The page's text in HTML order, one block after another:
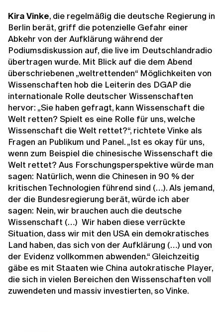
Kira Vinke, die regelmäßig die deutsche Regierung in
Berlin berät, griff die potenzielle Gefahr einer
Abkehr von der Aufklärung während der
Podiumsdiskussion auf, die live im Deutschlandradio
übertragen wurde. Mit Blick auf die dem Abend
überschriebenen „weltrettenden“ Möglichkeiten von
Wissenschaften hob die Leiterin des DGAP die
internationale Rolle deutscher Wissenschaften
hervor: „Sie haben gefragt, kann Wissenschaft die
Welt retten? Spielt es eine Rolle für uns, welche
Wissenschaft die Welt rettet?“, richtete Vinke als
Fragen an Publikum und Panel. „Ist es okay für uns,
wenn zum Beispiel die chinesische Wissenschaft die
Welt rettet? Aus Forschungsperspektive würde man
sagen: Natürlich, wenn die Chinesen in 90 % der
kritischen Technologien führend sind (…). Als jemand,
der die Bundesregierung berät, würde ich aber
sagen: Nein, wir brauchen auch die deutsche
Wissenschaft (…) Wir haben diese verrückte
Situation, dass wir mit den USA ein demokratisches
Land haben, das sich von der Aufklärung (…) und von
der Evidenz vollkommen abwenden.“ Gleichzeitig
gäbe es mit Staaten wie China autokratische Player,
die sich in vielen Bereichen den Wissenschaften voll
zuwendeten und massiv investierten, so Vinke.